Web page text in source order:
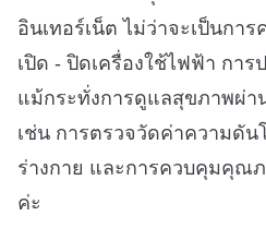
อินเทอร์เน็ต ไม่ว่าจะเป็นกา
เปิด - ปิดเครื่องใช้ไฟฟ้า กา
แม้กระทั่งการดูแลสุขภาพผ่า
เช่น การตรวจวัดค่าความดั
ร่างกาย และการควบคุมคุณ
ค่ะ